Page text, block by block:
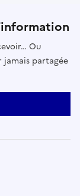
Ou
jamais partagée